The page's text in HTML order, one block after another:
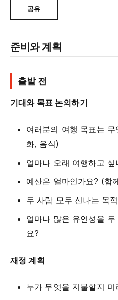
공유
준비와 계획
출발 전
기대와 목표 논의하기
여러분의 여행 목표는
화, 음식)
얼마나 오래 여행하고
예산은 얼마인가요? (함
두 사람 모두 신나는 목
얼마나 많은 유연성을
요?
재정 계획
누가 무엇을 지불할지 미